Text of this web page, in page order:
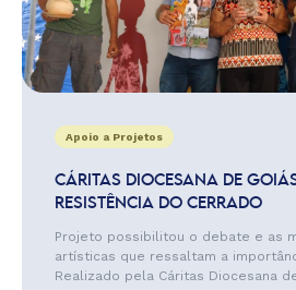
Apoio a Projetos
CÁRITAS DIOCESANA DE
RESISTÊNCIA DO CERRADO
Projeto possibilitou o debate e as
artísticas que ressaltam a
Realizado pela Cáritas Diocesana